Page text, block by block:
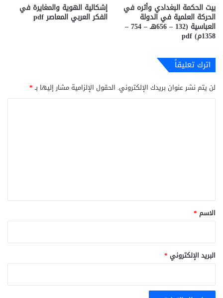
بيت الحكمة البغدادي وأثره في
الحركة العلمية في الدولة
العباسية (132 – 656هـ – 754 –
1358م) pdf
إشكالية الهوية والمغايرة في
الفكر العربي المعاصر pdf
اترك تعليقاً
لن يتم نشر عنوان بريدك الإلكتروني. الحقول الإلزامية مشار إليها بـ*
*
الاسم *
البريد الإلكتروني *